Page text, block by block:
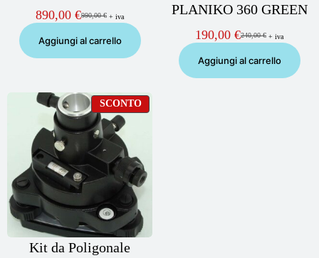
990,00€
Il
originale
890,00 €
Il
attuale
+ iva
Aggiungi al carrello
PLANIKO 360 GREEN
240,00€
Il
originale
190,00 €
Il
attuale
+ iva
Aggiungi al carrello
SCONTOPRODOTTO
IN
Kit da Poligonale